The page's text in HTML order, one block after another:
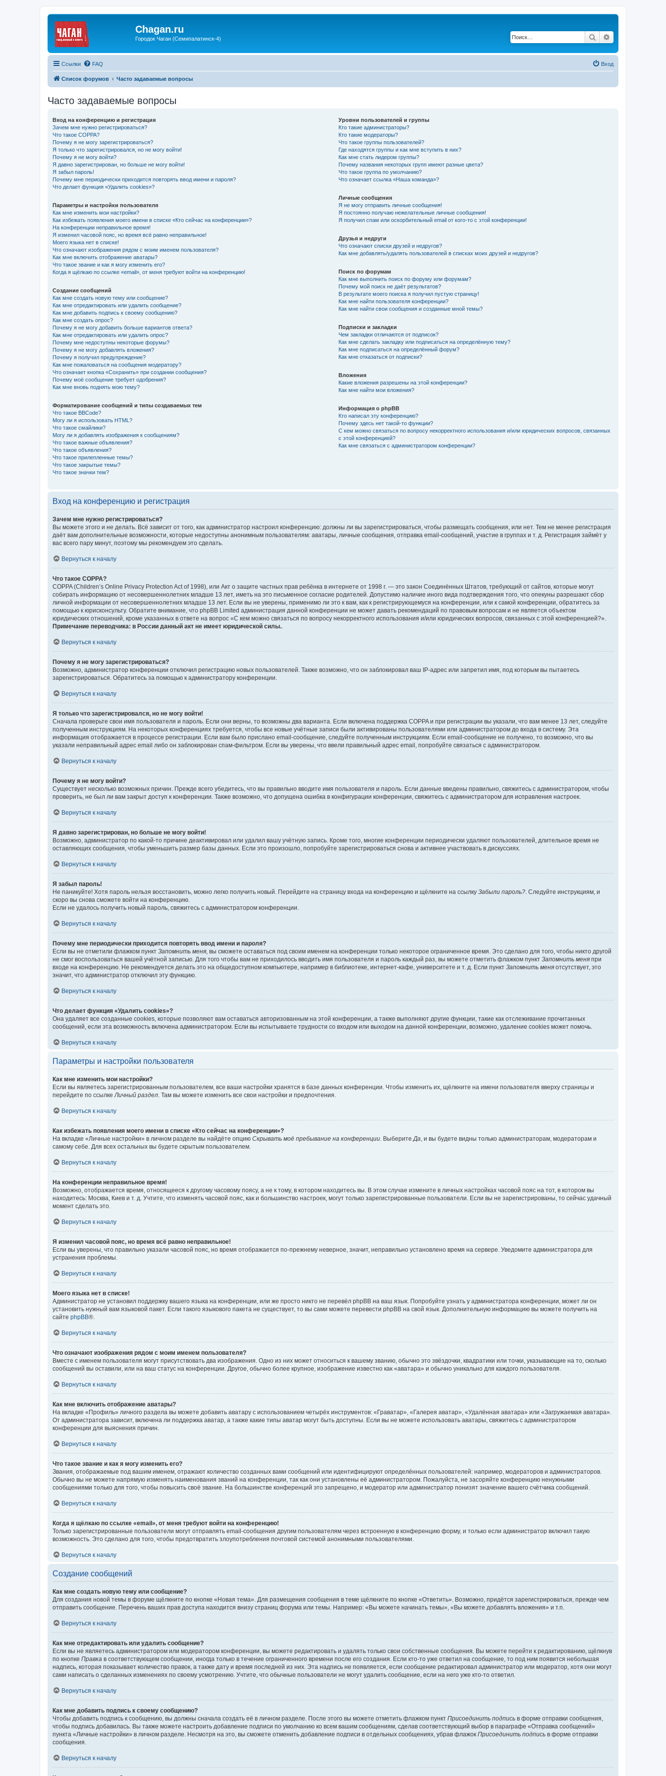
Chagan.ru
Городок Чаган (Семипалатинск-4) Поиск
Ссылки FAQ Вход
Список форумов Часто задаваемые вопросы
Часто задаваемые вопросы
Вход на конференцию и регистрация
Зачем мне нужно регистрироваться?
Что такое COPPA?
Почему я не могу зарегистрироваться?
Я только что зарегистрировался, но не могу войти!
Почему я не могу войти?
Я давно зарегистрирован, но больше не могу войти!
Я забыл пароль!
Почему мне периодически приходится повторять ввод имени и пароля?
Что делает функция «Удалить cookies»?
Параметры и настройки пользователя
Как мне изменить мои настройки?
Как избежать появления моего имени в списке «Кто сейчас на конференции»?
На конференции неправильное время!
Я изменил часовой пояс, но время всё равно неправильное!
Моего языка нет в списке!
Что означают изображения рядом с моим именем пользователя?
Как мне включить отображение аватары?
Что такое звание и как я могу изменить его?
Когда я щёлкаю по ссылке «email», от меня требуют войти на конференцию!
Создание сообщений
Как мне создать новую тему или сообщение?
Как мне отредактировать или удалить сообщение?
Как мне добавить подпись к своему сообщению?
Как мне создать опрос?
Почему я не могу добавить больше вариантов ответа?
Как мне отредактировать или удалить опрос?
Почему мне недоступны некоторые форумы?
Почему я не могу добавлять вложения?
Почему я получил предупреждение?
Как мне пожаловаться на сообщения модератору?
Что означает кнопка «Сохранить» при создании сообщения?
Почему моё сообщение требует одобрения?
Как мне вновь поднять мою тему?
Форматирование сообщений и типы создаваемых тем
Что такое BBCode?
Могу ли я использовать HTML?
Что такое смайлики?
Могу ли я добавлять изображения к сообщениям?
Что такое важные объявления?
Что такое объявления?
Что такое прилепленные темы?
Что такое закрытые темы?
Что такое значки тем?
Уровни пользователей и группы
Кто такие администраторы?
Кто такие модераторы?
Что такое группы пользователей?
Где находятся группы и как мне вступить в них?
Как мне стать лидером группы?
Почему названия некоторых групп имеют разные цвета?
Что такое группа по умолчанию?
Что означает ссылка «Наша команда»?
Личные сообщения
Я не могу отправить личные сообщения!
Я постоянно получаю нежелательные личные сообщения!
Я получил спам или оскорбительный email от кого-то с этой конференции!
Друзья и недруги
Что означают списки друзей и недругов?
Как мне добавлять/удалять пользователей в списках моих друзей и недругов?
Поиск по форумам
Как мне выполнить поиск по форуму или форумам?
Почему мой поиск не даёт результатов?
В результате моего поиска я получил пустую страницу!
Как мне найти пользователя конференции?
Как мне найти свои сообщения и созданные мной темы?
Подписки и закладки
Чем закладки отличаются от подписок?
Как мне сделать закладку или подписаться на определённую тему?
Как мне подписаться на определённый форум?
Как мне отказаться от подписки?
Вложения
Какие вложения разрешены на этой конференции?
Как мне найти мои вложения?
Информация о phpBB
Кто написал эту конференцию?
Почему здесь нет такой-то функции?
С кем можно связаться по вопросу некорректного использования и/или юридических вопросов, связанных
с этой конференцией?
Как мне связаться с администратором конференции?
Вход на конференцию и регистрация
Зачем мне нужно регистрироваться?
Вы можете этого и не делать. Всё зависит от того, как администратор настроил конференцию: должны ли вы зарегистрироваться, чтобы размещать сообщения, или нет. Тем не менее регистрация
даёт вам дополнительные возможности, которые недоступны анонимным пользователям: аватары, личные сообщения, отправка email-сообщений, участие в группах и т. д. Регистрация займёт у
вас всего пару минут, поэтому мы рекомендуем это сделать.
Вернуться к началу
Что такое COPPA?
COPPA (Children’s Online Privacy Protection Act of 1998), или Акт о защите частных прав ребёнка в интернете от 1998 г. — это закон Соединённых Штатов, требующий от сайтов, которые могут
собирать информацию от несовершеннолетних младше 13 лет, иметь на это письменное согласие родителей. Допустимо наличие иного вида подтверждения того, что опекуны разрешают сбор
личной информации от несовершеннолетних младше 13 лет. Если вы не уверены, применимо ли это к вам, как к регистрирующемуся на конференции, или к самой конференции, обратитесь за
помощью к юрисконсульту. Обратите внимание, что phpBB Limited администрация данной конференции не может давать рекомендаций по правовым вопросам и не является объектом
юридических отношений, кроме указанных в ответе на вопрос «С кем можно связаться по вопросу некорректного использования и/или юридических вопросов, связанных с этой конференцией?».
Примечание переводчика: в России данный акт не имеет юридической силы.
Вернуться к началу
Почему я не могу зарегистрироваться?
Возможно, администратор конференции отключил регистрацию новых пользователей. Также возможно, что он заблокировал ваш IP-адрес или запретил имя, под которым вы пытаетесь
зарегистрироваться. Обратитесь за помощью к администратору конференции.
Вернуться к началу
Я только что зарегистрировался, но не могу войти!
Сначала проверьте свои имя пользователя и пароль. Если они верны, то возможны два варианта. Если включена поддержка COPPA и при регистрации вы указали, что вам менее 13 лет, следуйте
полученным инструкциям. На некоторых конференциях требуется, чтобы все новые учётные записи были активированы пользователями или администратором до входа в систему. Эта
информация отображается в процессе регистрации. Если вам было прислано email-сообщение, следуйте полученным инструкциям. Если email-сообщение не получено, то возможно, что вы
указали неправильный адрес email либо он заблокирован спам-фильтром. Если вы уверены, что ввели правильный адрес email, попробуйте связаться с администратором.
Вернуться к началу
Почему я не могу войти?
Существует несколько возможных причин. Прежде всего убедитесь, что вы правильно вводите имя пользователя и пароль. Если данные введены правильно, свяжитесь с администратором, чтобы
проверить, не был ли вам закрыт доступ к конференции. Также возможно, что допущена ошибка в конфигурации конференции, свяжитесь с администратором для исправления настроек.
Вернуться к началу
Я давно зарегистрирован, но больше не могу войти!
Возможно, администратор по какой-то причине деактивировал или удалил вашу учётную запись. Кроме того, многие конференции периодически удаляют пользователей, длительное время не
оставляющих сообщения, чтобы уменьшить размер базы данных. Если это произошло, попробуйте зарегистрироваться снова и активнее участвовать в дискуссиях.
Вернуться к началу
Я забыл пароль!
Не паникуйте! Хотя пароль нельзя восстановить, можно легко получить новый. Перейдите на страницу входа на конференцию и щёлкните на ссылку Забыли пароль? . Следуйте инструкциям, и
скоро вы снова сможете войти на конференцию.
Если не удалось получить новый пароль, свяжитесь с администратором конференции.
Вернуться к началу
Почему мне периодически приходится повторять ввод имени и пароля?
Если вы не отметили флажком пункт Запомнить меня , вы сможете оставаться под своим именем на конференции только некоторое ограниченное время. Это сделано для того, чтобы никто другой
не смог воспользоваться вашей учётной записью. Для того чтобы вам не приходилось вводить имя пользователя и пароль каждый раз, вы можете отметить флажком пункт Запомнить меня при
входе на конференцию. Не рекомендуется делать это на общедоступном компьютере, например в библиотеке, интернет-кафе, университете и т. д. Если пункт Запомнить меня отсутствует, это
значит, что администратор отключил эту функцию.
Вернуться к началу
Что делает функция «Удалить cookies»?
Она удаляет все созданные cookies, которые позволяют вам оставаться авторизованным на этой конференции, а также выполняют другие функции, такие как отслеживание прочитанных
сообщений, если эта возможность включена администратором. Если вы испытываете трудности со входом или выходом на данной конференции, возможно, удаление cookies может помочь.
Вернуться к началу
Параметры и настройки пользователя
Как мне изменить мои настройки?
Если вы являетесь зарегистрированным пользователем, все ваши настройки хранятся в базе данных конференции. Чтобы изменить их, щёлкните на имени пользователя вверху страницы и
перейдите по ссылке Личный раздел . Там вы можете изменить все свои настройки и предпочтения.
Вернуться к началу
Как избежать появления моего имени в списке «Кто сейчас на конференции»?
На вкладке «Личные настройки» в личном разделе вы найдёте опцию Скрывать моё пребывание на конференции . Выберите Да , и вы будете видны только администраторам, модераторам и
самому себе. Для всех остальных вы будете скрытым пользователем.
Вернуться к началу
На конференции неправильное время!
Возможно, отображается время, относящееся к другому часовому поясу, а не к тому, в котором находитесь вы. В этом случае измените в личных настройках часовой пояс на тот, в котором вы
находитесь: Москва, Киев и т. д. Учтите, что изменять часовой пояс, как и большинство настроек, могут только зарегистрированные пользователи. Если вы не зарегистрированы, то сейчас удачный
момент сделать это.
Вернуться к началу
Я изменил часовой пояс, но время всё равно неправильное!
Если вы уверены, что правильно указали часовой пояс, но время отображается по-прежнему неверное, значит, неправильно установлено время на сервере. Уведомите администратора для
устранения проблемы.
Вернуться к началу
Моего языка нет в списке!
Администратор не установил поддержку вашего языка на конференции, или же просто никто не перевёл phpBB на ваш язык. Попробуйте узнать у администратора конференции, может ли он
установить нужный вам языковой пакет. Если такого языкового пакета не существует, то вы сами можете перевести phpBB на свой язык. Дополнительную информацию вы можете получить на
сайте phpBB®.
Вернуться к началу
Что означают изображения рядом с моим именем пользователя?
Вместе с именем пользователя могут присутствовать два изображения. Одно из них может относиться к вашему званию, обычно это звёздочки, квадратики или точки, указывающие на то, сколько
сообщений вы оставили, или на ваш статус на конференции. Другое, обычно более крупное, изображение известно как «аватара» и обычно уникально для каждого пользователя.
Вернуться к началу
Как мне включить отображение аватары?
На вкладке «Профиль» личного раздела вы можете добавить аватару с использованием четырёх инструментов: «Граватар», «Галерея аватар», «Удалённая аватара» или «Загружаемая аватара».
От администратора зависит, включена ли поддержка аватар, а также какие типы аватар могут быть доступны. Если вы не можете использовать аватары, свяжитесь с администратором
конференции для выяснения причин.
Вернуться к началу
Что такое звание и как я могу изменить его?
Звания, отображаемые под вашим именем, отражают количество созданных вами сообщений или идентифицируют определённых пользователей: например, модераторов и администраторов.
Обычно вы не можете напрямую изменять наименования званий на конференции, так как они установлены её администратором. Пожалуйста, не засоряйте конференцию ненужными
сообщениями только для того, чтобы повысить своё звание. На большинстве конференций это запрещено, и модератор или администратор понизят значение вашего счётчика сообщений.
Вернуться к началу
Когда я щёлкаю по ссылке «email», от меня требуют войти на конференцию!
Только зарегистрированные пользователи могут отправлять email-сообщения другим пользователям через встроенную в конференцию форму, и только если администратор включил такую
возможность. Это сделано для того, чтобы предотвратить злоупотребления почтовой системой анонимными пользователями.
Вернуться к началу
Создание сообщений
Как мне создать новую тему или сообщение?
Для создания новой темы в форуме щёлкните по кнопке «Новая тема». Для размещения сообщения в теме щёлкните по кнопке «Ответить». Возможно, придётся зарегистрироваться, прежде чем
отправить сообщение. Перечень ваших прав доступа находится внизу страниц форума или темы. Например: «Вы можете начинать темы», «Вы можете добавлять вложения» и т.п.
Вернуться к началу
Как мне отредактировать или удалить сообщение?
Если вы не являетесь администратором или модератором конференции, вы можете редактировать и удалять только свои собственные сообщения. Вы можете перейти к редактированию, щёлкнув
по кнопке Правка в соответствующем сообщении, иногда только в течение ограниченного времени после его создания. Если кто-то уже ответил на сообщение, то под ним появится небольшая
надпись, которая показывает количество правок, а также дату и время последней из них. Эта надпись не появляется, если сообщение редактировал администратор или модератор, хотя они могут
сами написать о сделанных изменениях по своему усмотрению. Учтите, что обычные пользователи не могут удалить сообщение, если на него уже кто-то ответил.
Вернуться к началу
Как мне добавить подпись к своему сообщению?
Чтобы добавить подпись к сообщению, вы должны сначала создать её в личном разделе. После этого вы можете отметить флажком пункт Присоединить подпись в форме отправки сообщения,
чтобы подпись добавилась. Вы также можете настроить добавление подписи по умолчанию ко всем вашим сообщениям, сделав соответствующий выбор в параграфе «Отправка сообщений»
пункта «Личные настройки» в личном разделе. Несмотря на это, вы сможете отменить добавление подписи в отдельных сообщениях, убрав флажок Присоединить подпись в форме отправки
сообщения.
Вернуться к началу